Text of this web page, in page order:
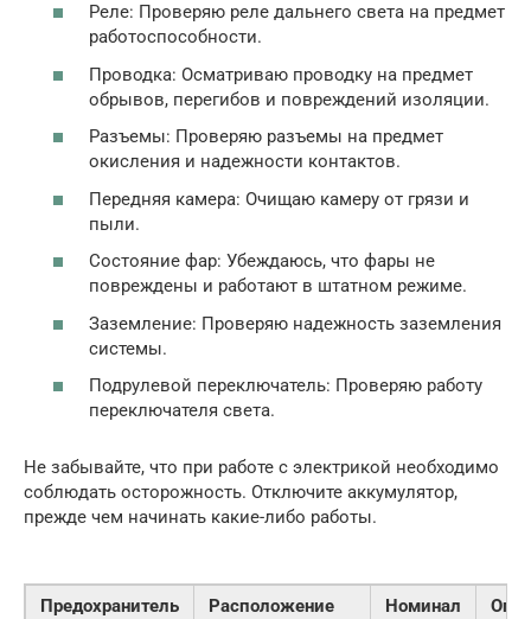
Реле: Проверяю реле дальнего света на предмет
работоспособности.
Проводка: Осматриваю проводку на предмет
обрывов, перегибов и повреждений изоляции.
Разъемы: Проверяю разъемы на предмет
окисления и надежности контактов.
Передняя камера: Очищаю камеру от грязи и
пыли.
Состояние фар: Убеждаюсь, что фары не
повреждены и работают в штатном режиме.
Заземление: Проверяю надежность заземления
системы.
Подрулевой переключатель: Проверяю работу
переключателя света.
Не забывайте, что при работе с электрикой необходимо
соблюдать осторожность. Отключите аккумулятор,
прежде чем начинать какие-либо работы.
Предохранитель Расположение Номинал